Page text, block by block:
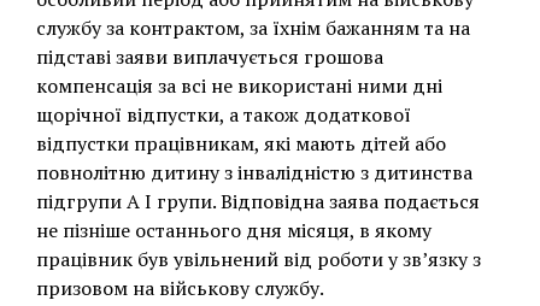
службу за контрактом, за їхнім бажанням та на
підставі заяви виплачується грошова
компенсація за всі не використані ними дні
щорічної відпустки, а також додаткової
відпустки працівникам, які мають дітей або
повнолітню дитину з інвалідністю з дитинства
підгрупи А I групи. Відповідна заява подається
не пізніше останнього дня місяця, в якому
працівник був увільнений від роботи у зв’язку з
призовом на військову службу.